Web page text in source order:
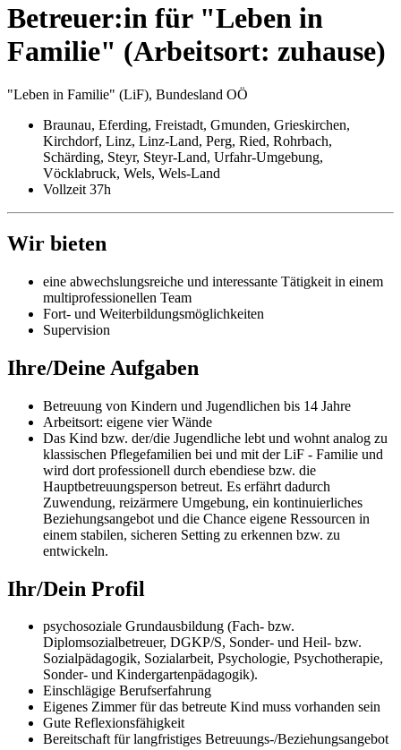
Betreuer:in für "Leben in
Familie" (Arbeitsort: zuhause)
"Leben in Familie" (LiF), Bundesland OÖ
Braunau, Eferding, Freistadt, Gmunden, Grieskirchen,
Kirchdorf, Linz, Linz-Land, Perg, Ried, Rohrbach,
Schärding, Steyr, Steyr-Land, Urfahr-Umgebung,
Vöcklabruck, Wels, Wels-Land
Vollzeit 37h
Wir bieten
eine abwechslungsreiche und interessante Tätigkeit in einem
multiprofessionellen Team
Fort- und Weiterbildungsmöglichkeiten
Supervision
Ihre/Deine Aufgaben
Betreuung von Kindern und Jugendlichen bis 14 Jahre
Arbeitsort: eigene vier Wände
Das Kind bzw. der/die Jugendliche lebt und wohnt analog zu
klassischen Pflegefamilien bei und mit der LiF - Familie und
wird dort professionell durch ebendiese bzw. die
Hauptbetreuungsperson betreut. Es erfährt dadurch
Zuwendung, reizärmere Umgebung, ein kontinuierliches
Beziehungsangebot und die Chance eigene Ressourcen in
einem stabilen, sicheren Setting zu erkennen bzw. zu
entwickeln.
Ihr/Dein Profil
psychosoziale Grundausbildung (Fach- bzw.
Diplomsozialbetreuer, DGKP/S, Sonder- und Heil- bzw.
Sozialpädagogik, Sozialarbeit, Psychologie, Psychotherapie,
Sonder- und Kindergartenpädagogik).
Einschlägige Berufserfahrung
Eigenes Zimmer für das betreute Kind muss vorhanden sein
Gute Reflexionsfähigkeit
Bereitschaft für langfristiges Betreuungs-/Beziehungsangebot